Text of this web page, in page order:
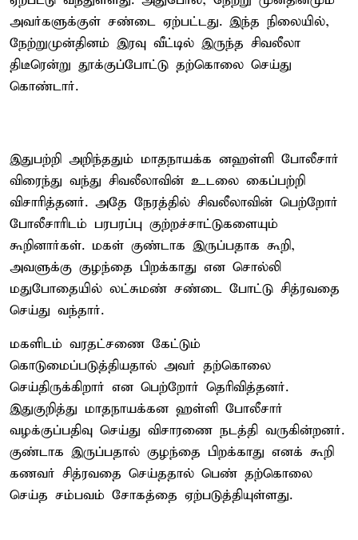
அவர்களுக்குள் சண்டை ஏற்பட்டது. இந்த நிலையில்,
நேற்றுமுன்தினம் இரவு வீட்டில் இருந்த சிவலீலா
திடீரென்று தூக்குப்போட்டு தற்கொலை செய்து
கொண்டார்.
இதுபற்றி அறிந்ததும் மாதநாயக்க னஹள்ளி போலீசார்
விரைந்து வந்து சிவலீலாவின் உடலை கைப்பற்றி
விசாரித்தனர். அதே நேரத்தில் சிவலீலாவின் பெற்றோர்
போலீசாரிடம் பரபரப்பு குற்றச்சாட்டுகளையும்
கூறினார்கள். மகள் குண்டாக இருப்பதாக கூறி,
அவளுக்கு குழந்தை பிறக்காது என சொல்லி
மதுபோதையில் லட்சுமண் சண்டை போட்டு சித்ரவதை
செய்து வந்தார்.
மகளிடம் வரதட்சணை கேட்டும்
கொடுமைப்படுத்தியதால் அவர் தற்கொலை
செய்திருக்கிறார் என பெற்றோர் தெரிவித்தனர்.
இதுகுறித்து மாதநாயக்கன ஹள்ளி போலீசார்
வழக்குப்பதிவு செய்து விசாரணை நடத்தி வருகின்றனர்.
குண்டாக இருப்பதால் குழந்தை பிறக்காது எனக் கூறி
கணவர் சித்ரவதை செய்ததால் பெண் தற்கொலை
செய்த சம்பவம் சோகத்தை ஏற்படுத்தியுள்ளது.